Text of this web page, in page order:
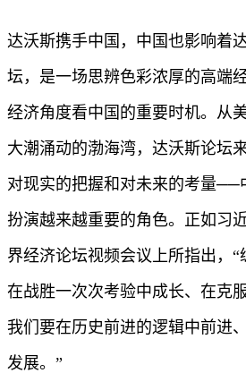
达沃斯携手中国，中国也影响着
坛，是一场思辨色彩浓厚的高端
经济角度看中国的重要时机。从
大潮涌动的渤海湾，达沃斯论坛
对现实的把握和对未来的考量──
扮演越来越重要的角色。正如习
界经济论坛视频会议上所指出，
在战胜一次次考验中成长、在克
我们要在历史前进的逻辑中前进
发展。”